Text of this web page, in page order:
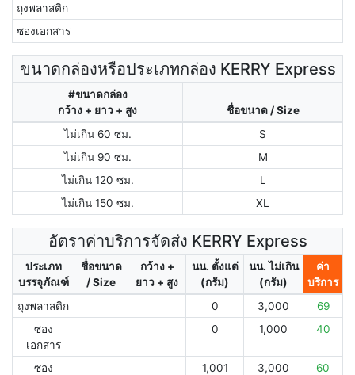
ถุงพลาสติก
ซองเอกสาร
ขนาดกล่องหรือประเภทกล่อง KERRY Express
#ขนาดกล่อง
กว้าง + ยาว + สูง
ชื่อขนาด / Size
ไม่เกิน 60 ซม.
S
ไม่เกิน 90 ซม.
M
ไม่เกิน 120 ซม.
L
ไม่เกิน 150 ซม.
XL
อัตราค่าบริการจัดส่ง KERRY Express
ประเภท
บรรจุภัณฑ์
ชื่อขนาด
/ Size
กว้าง +
ยาว + สูง
นน. ตั้งแต่
(กรัม)
นน. ไม่เกิน
(กรัม)
ค่า
บริการ
ถุงพลาสติก
0 3,000
69
ซอง
เอกสาร
0 1,000 40
ซอง
1,001 3,000 60